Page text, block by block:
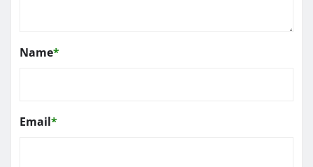
Name*
Email*